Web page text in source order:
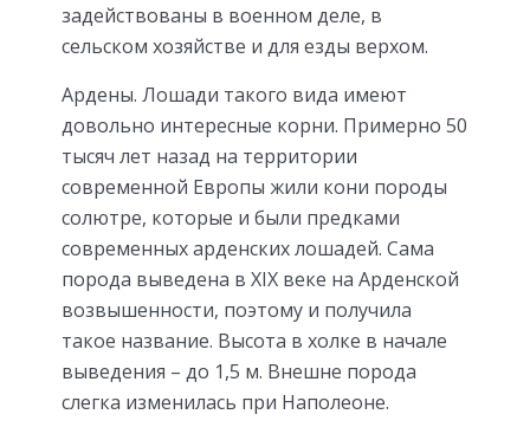
задействованы в военном деле, в
сельском хозяйстве и для езды верхом.
Ардены. Лошади такого вида имеют
довольно интересные корни. Примерно 50
тысяч лет назад на территории
современной Европы жили кони породы
солютре, которые и были предками
современных арденских лошадей. Сама
порода выведена в XIX веке на Арденской
возвышенности, поэтому и получила
такое название. Высота в холке в начале
выведения – до 1,5 м. Внешне порода
слегка изменилась при Наполеоне.